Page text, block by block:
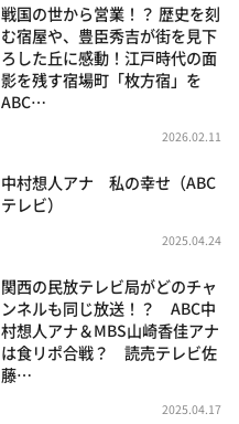
戦国の世から営業！？ 歴史を刻
む宿屋や、豊臣秀吉が街を見下
ろした丘に感動！江戸時代の面
影を残す宿場町「枚方宿」を
ABC…
2026.02.11
中村想人アナ 私の幸せ（ABC
テレビ）
2025.04.24
関西の民放テレビ局がどのチャ
ンネルも同じ放送！？ ABC中
村想人アナ＆MBS山崎香佳アナ
は食リポ合戦？ 読売テレビ佐
藤…
2025.04.17